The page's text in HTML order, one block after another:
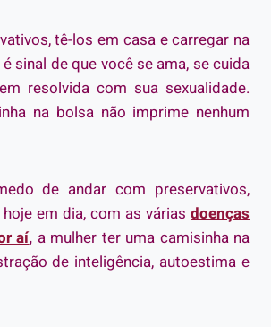
tê-los em casa e carregar na
sinal de que você se ama, se cuida
resolvida com sua sexualidade.
na bolsa não imprime nenhum
de andar com preservativos,
em dia, com as várias doenças
aí, a mulher ter uma camisinha na
de inteligência, autoestima e